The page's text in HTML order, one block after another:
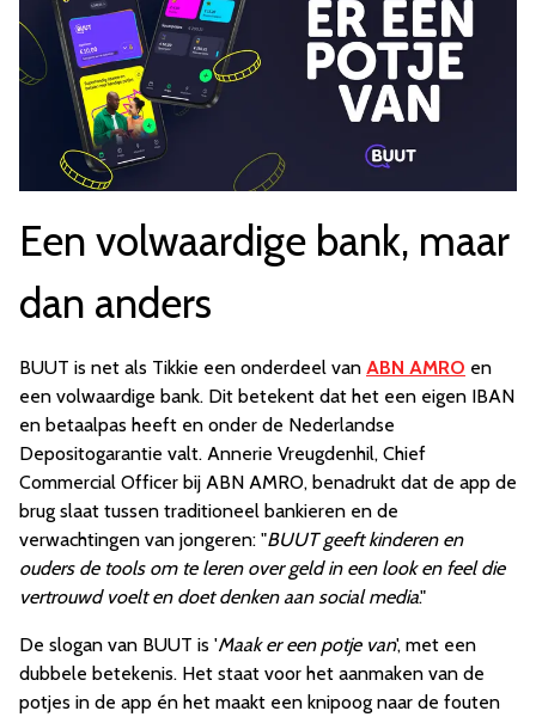
Een volwaardige bank, maar
dan anders
BUUT is net als Tikkie een onderdeel van ABN AMRO en
een volwaardige bank. Dit betekent dat het een eigen IBAN
en betaalpas heeft en onder de Nederlandse
Depositogarantie valt. Annerie Vreugdenhil, Chief
Commercial Officer bij ABN AMRO, benadrukt dat de app de
brug slaat tussen traditioneel bankieren en de
verwachtingen van jongeren: "BUUT geeft kinderen en
ouders de tools om te leren over geld in een look en feel die
vertrouwd voelt en doet denken aan social media."
De slogan van BUUT is 'Maak er een potje van', met een
dubbele betekenis. Het staat voor het aanmaken van de
potjes in de app én het maakt een knipoog naar de fouten